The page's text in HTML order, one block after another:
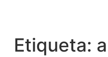
Etiqueta: